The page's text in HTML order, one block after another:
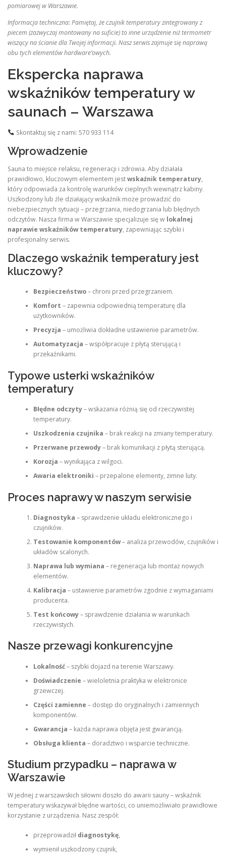
pomiarowej w Warszawie.
Informacja techniczna: Pamiętaj, że czujnik temperatury zintegrowany z
piecem (zazwyczaj montowany na suficie) to inne urządzenie niż termometr
wiszący na ścianie dla Twojej informacji. Nasz serwis zajmuje się naprawą
obu tych elementów hardware’owych.
Ekspercka naprawa
wskaźników temperatury w
saunach – Warszawa
Skontaktuj się z nami: 570 933 114
Wprowadzenie
Sauna to miejsce relaksu, regeneracji i zdrowia. Aby działała
prawidłowo, kluczowym elementem jestwskaźnik temperatury,
który odpowiada za kontrolę warunków cieplnych wewnątrz kabiny.
Uszkodzony lub źle działający wskaźnik może prowadzić do
niebezpiecznych sytuacji – przegrzania, niedogrzania lub błędnych
odczytów. Nasza firma w Warszawie specjalizuje się w lokalnej
naprawie wskaźników temperatury, zapewniając szybki i
profesjonalny serwis.
Dlaczego wskaźnik temperatury jest
kluczowy?
Bezpieczeństwo– chroni przed przegrzaniem.
Komfort – zapewnia odpowiednią temperaturę dla
użytkowników.
Precyzja – umożliwia dokładne ustawienie parametrów.
Automatyzacja – współpracuje z płytą sterującą i
przekaźnikami.
Typowe usterki wskaźników
temperatury
Błędne odczyty– wskazania różnią się od rzeczywistej
temperatury.
Uszkodzenia czujnika – brak reakcji na zmiany temperatury.
Przerwane przewody– brak komunikacji z płytą sterującą.
Korozja – wynikająca z wilgoci.
Awaria elektroniki – przepalone elementy, zimne luty.
Proces naprawy w naszym serwisie
Diagnostyka – sprawdzenie układu elektronicznego i
czujników.
Testowanie komponentów– analiza przewodów, czujników i
układów scalonych.
Naprawa lub wymiana – regeneracja lub montaż nowych
elementów.
Kalibracja – ustawienie parametrów zgodnie z wymaganiami
producenta.
Test końcowy– sprawdzenie działania w warunkach
rzeczywistych.
Nasze przewagi konkurencyjne
Lokalność– szybki dojazd na terenie Warszawy.
Doświadczenie – wieloletnia praktyka w elektronice
grzewczej.
Części zamienne – dostęp do oryginalnych i zamiennych
komponentów.
Gwarancja – każda naprawa objęta jest gwarancją.
Obsługa klienta – doradztwo i wsparcie techniczne.
Studium przypadku – naprawa w
Warszawie
W jednej z warszawskich siłowni doszło do awarii sauny – wskaźnik
temperatury wskazywał błędne wartości, co uniemożliwiało prawidłowe
korzystanie z urządzenia. Nasz zespół:
przeprowadził diagnostykę,
wymienił uszkodzony czujnik,